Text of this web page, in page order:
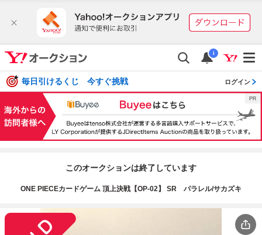
i
毎日引けるくじ 今すぐ挑戦 ログイン
このオークションは終了しています
ONE PIECEカードゲーム 頂上決戦【OP-02】 SR パラレル/サカズキ